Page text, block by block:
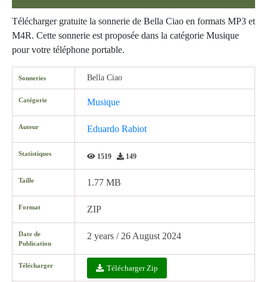
Télécharger gratuite la sonnerie de Bella Ciao en formats MP3 et
M4R. Cette sonnerie est proposée dans la catégorie Musique
pour votre téléphone portable.
Sonneries Bella Ciao
Catégorie Musique
Auteur Eduardo Rabiot
Statistiques 1519 149
Taille 1.77 MB
Format ZIP
Date de
Publication
2 years / 26 August 2024
Télécharger Télécharger Zip